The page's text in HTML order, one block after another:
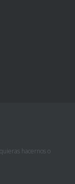
hacernos o